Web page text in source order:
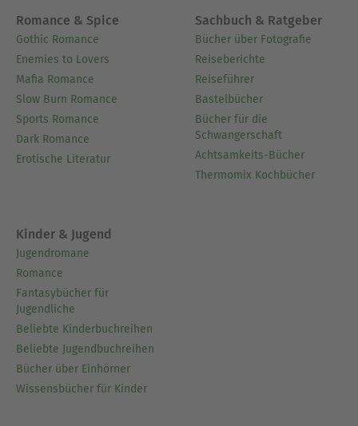
Romance & Spice
Gothic Romance
Enemies to Lovers
Mafia Romance
Slow Burn Romance
Sports Romance
Dark Romance
Erotische Literatur
Sachbuch & Ratgeber
Bücher über Fotografie
Reiseberichte
Reiseführer
Bastelbücher
Bücher für die
Schwangerschaft
Achtsamkeits-Bücher
Thermomix Kochbücher
Kinder & Jugend
Jugendromane
Romance
Fantasybücher für
Jugendliche
Beliebte Kinderbuchreihen
Beliebte Jugendbuchreihen
Bücher über Einhörner
Wissensbücher für Kinder